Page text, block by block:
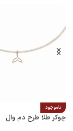
ناموجود
چوکر طلا طرح دم وال